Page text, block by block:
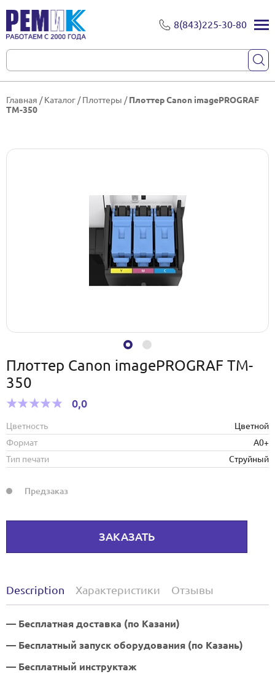
8(843)225-30-80
Главная /Каталог /Плоттеры /Плоттер Canon imagePROGRAF
TM-350
Плоттер Canon imagePROGRAF TM-
350
0,0
Цветность
Цветной
Формат
А0+
Тип печати
Струйный
ЗАКАЗАТЬ
Предзаказ
Description Характеристики Отзывы
— Бесплатная доставка (по Казани)
— Бесплатный запуск оборудования (по Казань)
— Бесплатный инструктаж